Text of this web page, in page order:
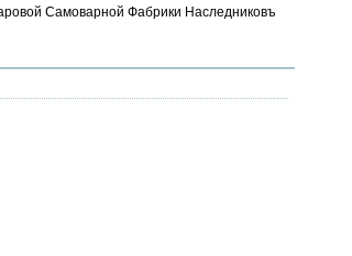
Самоварной Фабрики Наследниковъ